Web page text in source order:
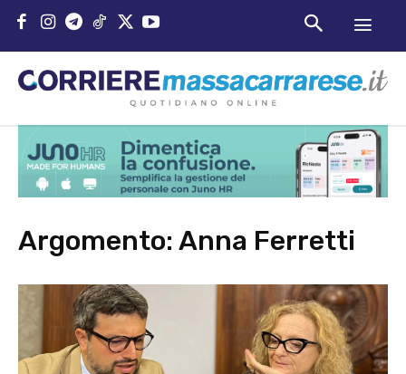
Argomento: Anna Ferretti